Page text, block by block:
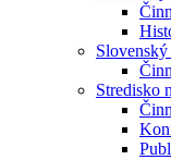
Stredisko